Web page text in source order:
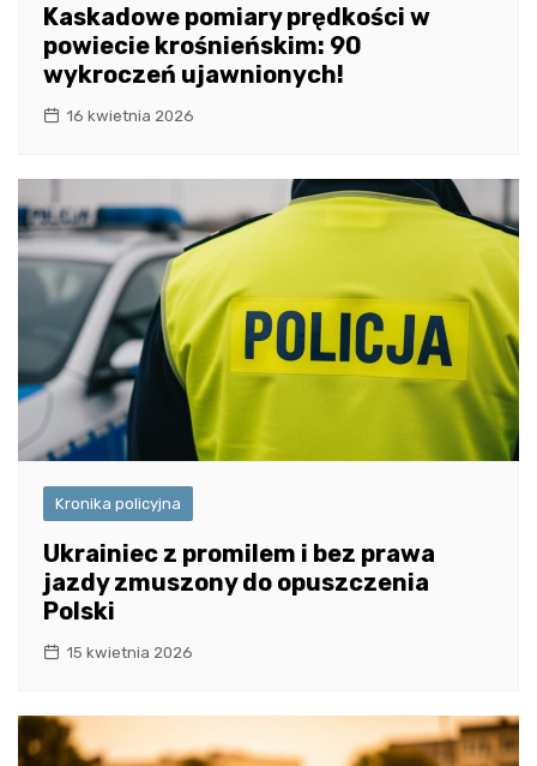
Kaskadowe pomiary prędkości w
powiecie krośnieńskim: 90
wykroczeń ujawnionych!
16 kwietnia 2026
Kronika policyjna
Ukrainiec z promilem i bez prawa
jazdy zmuszony do opuszczenia
Polski
15 kwietnia 2026